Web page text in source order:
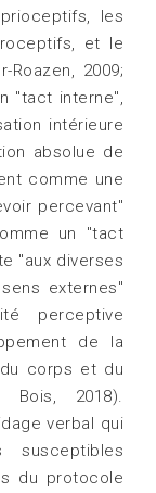
les
et le
2009;
"tact interne",
intérieure
absolue de
comme une
percevant"
un "tact
"aux diverses
externes"
perceptive
de la
corps et du
Bois, 2018).
verbal qui
susceptibles
du protocole